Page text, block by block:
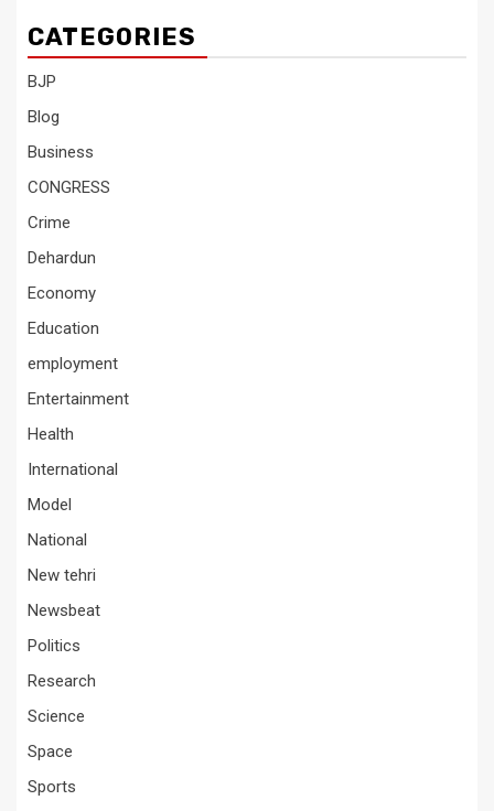
CATEGORIES
BJP
Blog
Business
CONGRESS
Crime
Dehardun
Economy
Education
employment
Entertainment
Health
International
Model
National
New tehri
Newsbeat
Politics
Research
Science
Space
Sports